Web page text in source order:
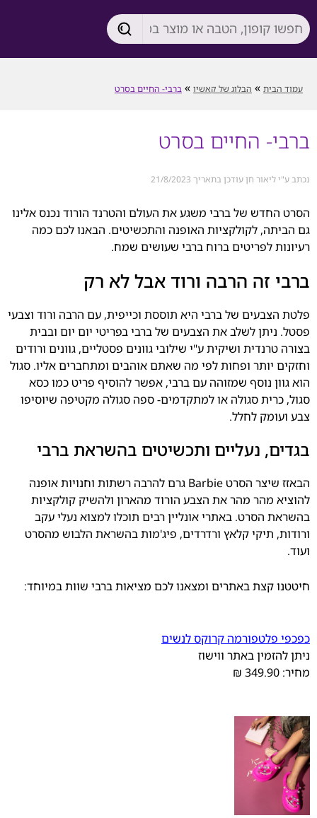
עמוד הבית » הבלוג של קאשיו » ברבי- החיים בסרט
ברבי- החיים בסרט
נכתב ע"י ליאור חן עודכן בתאריך 21/8/2023
הסרט החדש של ברבי משגע את העולם והטרנד הורוד נכנס אלינו
גם הביתה, לקולקציות האופנה והתכשיטים. הבאנו לכם כמה
רעיונות לפריטים ברוח ברבי שעושים שמח.
ברבי זה הרבה ורוד אבל לא רק
פלטת הצבעים של ברבי היא תוססת וכייפית, עם הרבה ורוד וצבעי
פסטל. ניתן לשלב את הצבעים של ברבי בפריטי יום יום ובבית
בצורה טרנדית ושיקית ע"י שילובי גוונים פסטליים, גוונים ורודים
וחזקים יותר ופחות לפי מה שאתם אוהבים ומתחברים אליו. סגול
הוא גוון נוסף שמזוהה עם ברבי, אפשר להוסיף פריט כמו כסא
סגול, כרית סגולה או למתקדמים- ספה סגולה מקטיפה שיוסיפו
צבע ועומק לחלל.
בגדים, נעליים ותכשיטים בהשראת ברבי
הבאזז שיצר הסרט Barbie גרם להרבה רשתות וחנויות אופנה
להוציא מהר מהר את הצבע הורוד מהארון ולהשיק קולקציות
בהשראת הסרט. באתרי אונליין רבים תוכלו למצוא נעלי עקב
ורודות, תיקי קלאץ ורדרדים, פיג'מות בהשראת הלבוש מהסרט
ועוד.
חיטטנו קצת באתרים ומצאנו לכם מציאות ברבי שוות במיוחד:
כפכפי פלטפורמה קרוקס לנשים
ניתן להזמין באתר ווישוז
מחיר: 349.90 ₪